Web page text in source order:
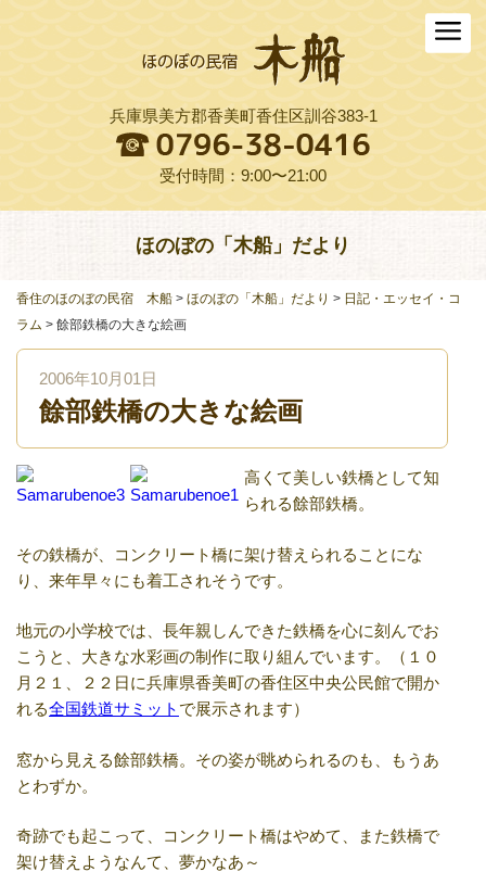
兵庫県美方郡香美町香住区訓谷383-1
受付時間：9:00〜21:00
よくある質問
お役立ちリンク集
ご予約プラン一覧
English
ほのぼの「木船」だより
香住のほのぼの民宿 木船 > ほのぼの「木船」だより > 日記・エッセイ・コ
ラム > 餘部鉄橋の大きな絵画
2006年10月01日
餘部鉄橋の大きな絵画
高くて美しい鉄橋として知
られる餘部鉄橋。
その鉄橋が、コンクリート橋に架け替えられることにな
り、来年早々にも着工されそうです。
地元の小学校では、長年親しんできた鉄橋を心に刻んでお
こうと、大きな水彩画の制作に取り組んでいます。（１０
月２１、２２日に兵庫県香美町の香住区中央公民館で開か
れる全国鉄道サミット で展示されます）
窓から見える餘部鉄橋。その姿が眺められるのも、もうあ
とわずか。
奇跡でも起こって、コンクリート橋はやめて、また鉄橋で
架け替えようなんて、夢かなあ～